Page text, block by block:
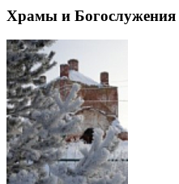
Храмы и Богослужения